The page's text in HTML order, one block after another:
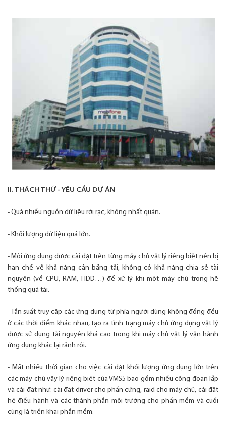
II. THÁCH THỨ - YÊU CẦU DỰ ÁN
- Quá nhiều nguồn dữ liệu rời rạc, không nhất quán.
- Khối lượng dữ liệu quá lớn.
- Mỗi ứng dụng được cài đặt trên từng máy chủ vật lý riêng biệt nên bị
hạn chế về khả năng cân bằng tải, không có khả năng chia sẻ tài
nguyên (về CPU, RAM, HDD…) để xử lý khi một máy chủ trong hệ
thống quá tải.
- Tần suất truy cập các ứng dụng từ phía người dùng không đồng đều
ở các thời điểm khác nhau, tạo ra tình trạng máy chủ ứng dụng vật lý
được sử dụng tài nguyên khá cao trong khi máy chủ vật lý vận hành
ứng dụng khác lại rảnh rỗi.
- Mất nhiều thời gian cho việc cài đặt khối lượng ứng dụng lớn trên
các máy chủ vậy lý riêng biệt của VMS5 bao gồm nhiều công đoạn lắp
và cài đặt như: cài đặt driver cho phần cứng, raid cho máy chủ, cài đặt
hệ điều hành và các thành phần môi trường cho phần mềm và cuối
cùng là triển khai phần mềm.